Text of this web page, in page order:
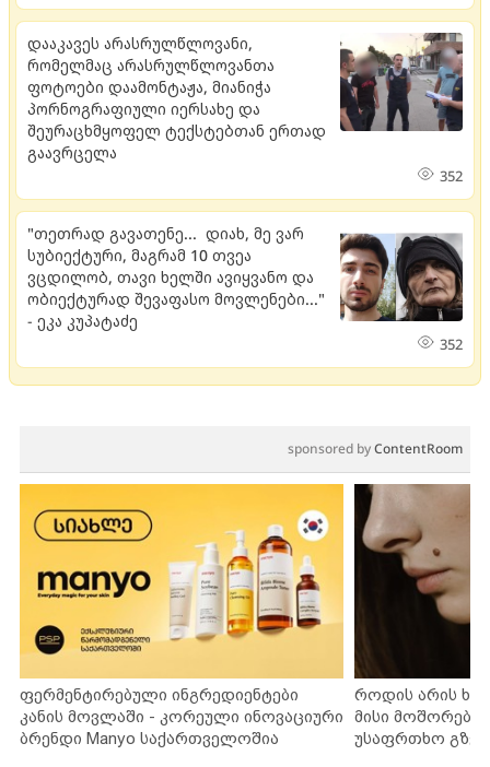
დააკავეს არასრულწლოვანი,
რომელმაც არასრულწლოვანთა
ფოტოები დაამონტაჟა, მიანიჭა
პორნოგრაფიული იერსახე და
შეურაცხმყოფელ ტექსტებთან ერთად
გაავრცელა
352
"თეთრად გავათენე... დიახ, მე ვარ
სუბიექტური, მაგრამ 10 თვეა
ვცდილობ, თავი ხელში ავიყვანო და
ობიექტურად შევაფასო მოვლენები..."
- ეკა კუპატაძე
352
sponsored byContentRoom
ფერმენტირებული ინგრედიენტები
კანის მოვლაში - კორეული ინოვაციური
ბრენდი Manyo საქართველოშია
როდის არის
მისი
უსაფრთხო